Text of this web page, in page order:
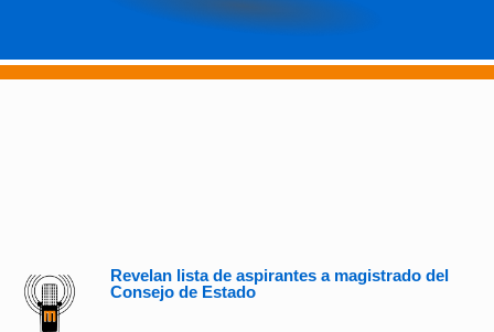
Revelan lista de aspirantes a magistrado del
Consejo de Estado